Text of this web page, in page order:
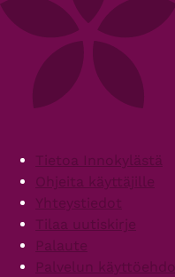
FooterTietoa Innokylästä
Ohjeita käyttäjille
Yhteystiedot
Tilaa uutiskirje
Palaute
Palvelun